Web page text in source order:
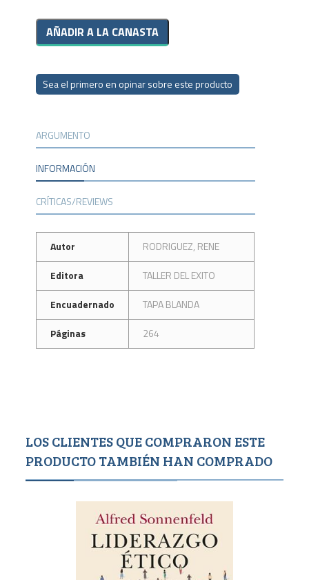
Sea el primero en opinar sobre este producto
ARGUMENTO
INFORMACIÓN
CRÍTICAS/REVIEWS
Autor
RODRIGUEZ, RENE
Editora
TALLER DEL EXITO
Encuadernado
TAPA BLANDA
Páginas
264
LOS CLIENTES QUE COMPRARON ESTE
PRODUCTO TAMBIÉN HAN COMPRADO